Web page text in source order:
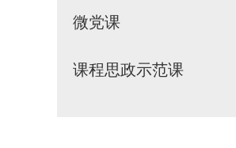
微党课
课程思政示范课